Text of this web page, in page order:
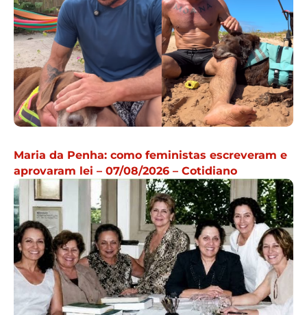
Maria da Penha: como feministas escreveram e
aprovaram lei – 07/08/2026 – Cotidiano